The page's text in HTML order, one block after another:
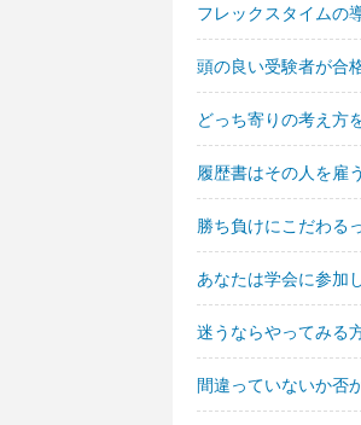
フレックスタイムの
頭の良い受験者が合
どっち寄りの考え方
履歴書はその人を雇
勝ち負けにこだわる
あなたは学会に参加
迷うならやってみる
間違っていないか否